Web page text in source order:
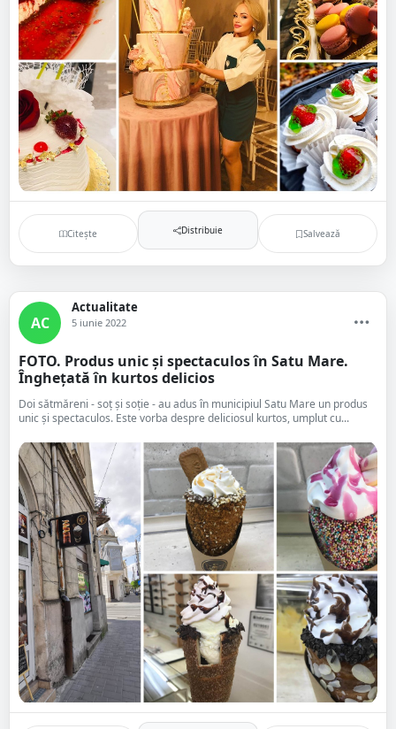
Citește Distribuie Salvează
AC
Actualitate
5 iunie 2022
FOTO. Produs unic și spectaculos în Satu Mare.
Înghețată în kurtos delicios
Doi sătmăreni - soț și soție - au adus în municipiul Satu Mare un produs
unic și spectaculos. Este vorba despre deliciosul kurtos, umplut cu...